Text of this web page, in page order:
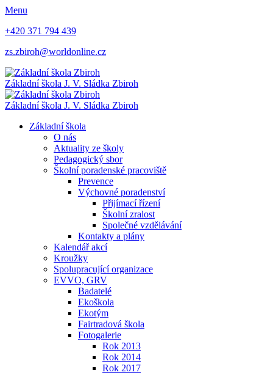
Menu
+420 371 794 439
zs.zbiroh@worldonline.cz
Základní škola J. V. Sládka Zbiroh
Základní škola J. V. Sládka Zbiroh
Základní škola
O nás
Aktuality ze školy
Pedagogický sbor
Školní poradenské pracoviště
Prevence
Výchovné poradenství
Přijímací řízení
Školní zralost
Společné vzdělávání
Kontakty a plány
Kalendář akcí
Kroužky
Spolupracující organizace
EVVO, GRV
Badatelé
Ekoškola
Ekotým
Fairtradová škola
Fotogalerie
Rok 2013
Rok 2014
Rok 2017